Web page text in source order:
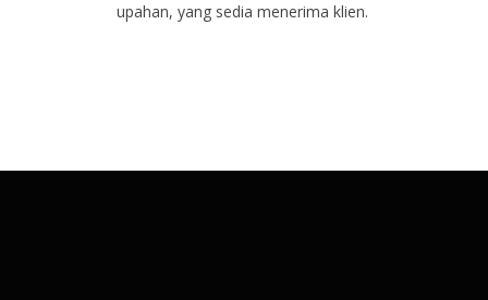
upahan, yang sedia menerima klien.